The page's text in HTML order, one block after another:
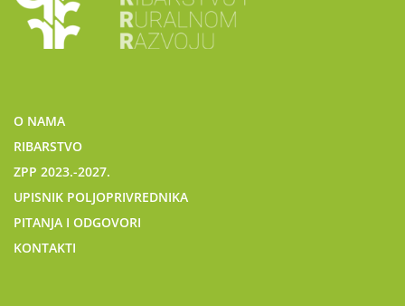
O NAMA
RIBARSTVO
ZPP 2023.-2027.
UPISNIK POLJOPRIVREDNIKA
PITANJA I ODGOVORI
KONTAKTI